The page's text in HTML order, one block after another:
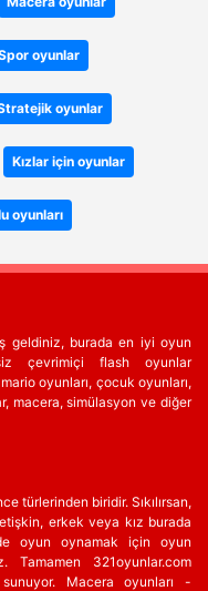
oyunlar
oyunlar
Kızlar için oyunlar
oyunları
geldiniz, burada en iyi oyun
çevrimiçi flash oyunlar
oyunları, çocuk oyunları,
macera, simülasyon ve diğer
türlerinden biridir. Sıkılırsan,
erkek veya kız burada
oyun oynamak için oyun
Tamamen 321oyunlar.com
Macera oyunları -